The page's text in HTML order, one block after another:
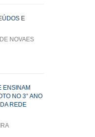
E
NOVAES
ENSINAM
NO 3° ANO
REDE